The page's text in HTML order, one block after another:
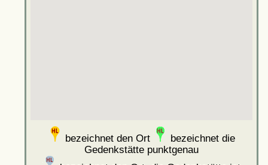
bezeichnet den Ort
bezeichnet die
Gedenkstätte punktgenau